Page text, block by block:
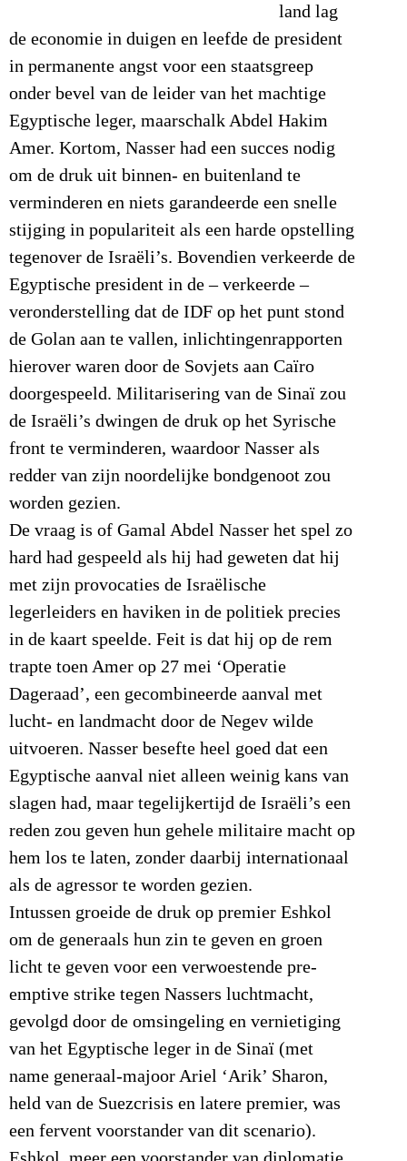
land lag
de economie in duigen en leefde de president
in permanente angst voor een staatsgreep
onder bevel van de leider van het machtige
Egyptische leger, maarschalk Abdel Hakim
Amer. Kortom, Nasser had een succes nodig
om de druk uit binnen- en buitenland te
verminderen en niets garandeerde een snelle
stijging in populariteit als een harde opstelling
tegenover de Israëli’s. Bovendien verkeerde de
Egyptische president in de – verkeerde –
veronderstelling dat de IDF op het punt stond
de Golan aan te vallen, inlichtingenrapporten
hierover waren door de Sovjets aan Caïro
doorgespeeld. Militarisering van de Sinaï zou
de Israëli’s dwingen de druk op het Syrische
front te verminderen, waardoor Nasser als
redder van zijn noordelijke bondgenoot zou
worden gezien.
De vraag is of Gamal Abdel Nasser het spel zo
hard had gespeeld als hij had geweten dat hij
met zijn provocaties de Israëlische
legerleiders en haviken in de politiek precies
in de kaart speelde. Feit is dat hij op de rem
trapte toen Amer op 27 mei ‘Operatie
Dageraad’, een gecombineerde aanval met
lucht- en landmacht door de Negev wilde
uitvoeren. Nasser besefte heel goed dat een
Egyptische aanval niet alleen weinig kans van
slagen had, maar tegelijkertijd de Israëli’s een
reden zou geven hun gehele militaire macht op
hem los te laten, zonder daarbij internationaal
als de agressor te worden gezien.
Intussen groeide de druk op premier Eshkol
om de generaals hun zin te geven en groen
licht te geven voor een verwoestende pre-
emptive strike tegen Nassers luchtmacht,
gevolgd door de omsingeling en vernietiging
van het Egyptische leger in de Sinaï (met
name generaal-majoor Ariel ‘Arik’ Sharon,
held van de Suezcrisis en latere premier, was
een fervent voorstander van dit scenario).